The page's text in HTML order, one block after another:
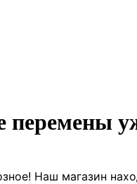
перемены
Наш магазин